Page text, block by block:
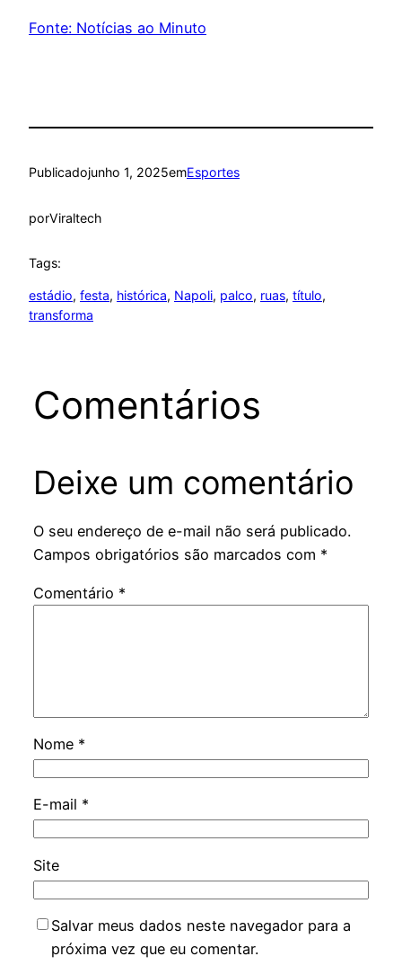
Fonte: Notícias ao Minuto
Publicadojunho 1, 2025emEsportes
porViraltech
Tags:
estádio, festa, histórica, Napoli, palco, ruas, título
transforma
Comentários
Deixe um comentário
O seu endereço de e-mail não será publicado.
Campos obrigatórios são marcados com *
Comentário *
Nome *
E-mail *
Site
Salvar meus dados neste navegador para a
próxima vez que eu comentar.